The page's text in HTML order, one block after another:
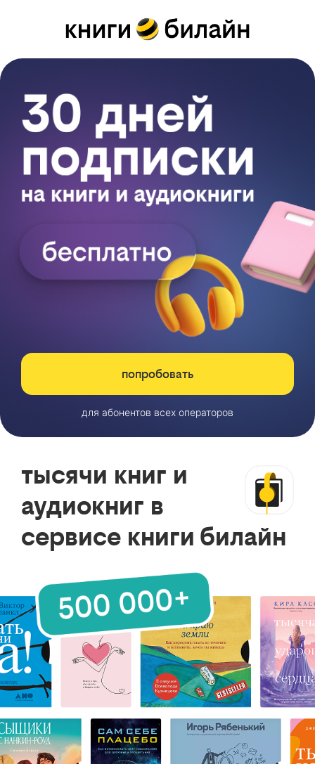
попробовать
для абонентов всех операторов
тысячи книг и
аудиокниг в
сервисе книги билайн